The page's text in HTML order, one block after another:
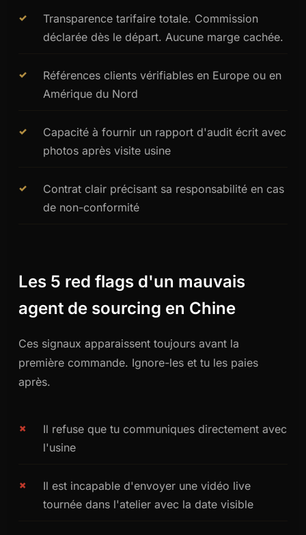
Transparence tarifaire totale. Commission
déclarée dès le départ. Aucune marge cachée.
Références clients vérifiables en Europe ou en
Amérique du Nord
Capacité à fournir un rapport d'audit écrit avec
photos après visite usine
Contrat clair précisant sa responsabilité en cas
de non-conformité
Les 5 red flags d'un mauvais
agent de sourcing en Chine
Ces signaux apparaissent toujours avant la
première commande. Ignore-les et tu les paies
après.
Il refuse que tu communiques directement avec
l'usine
Il est incapable d'envoyer une vidéo live
tournée dans l'atelier avec la date visible